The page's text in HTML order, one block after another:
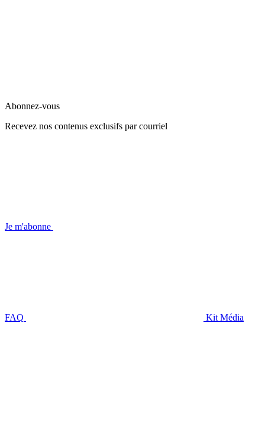
Abonnez-vous
Recevez nos contenus exclusifs par courriel
Je m'abonne
FAQ Kit Média